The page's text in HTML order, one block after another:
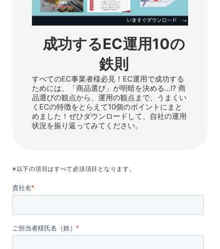
式
会
社
成功するEC運用10の
鉄則
すべてのEC事業者様必見！EC運用で成功する
ためには、「商品選び」が明暗を決める...!? 商
品選びの観点から、運用の観点まで、うまくい
くECの特徴をとらえて10個のポイントにまと
めました！ぜひダウンロードして、自社の運用
状況を振り返ってみてください。
※以下の項目はすべて必須項目となります。